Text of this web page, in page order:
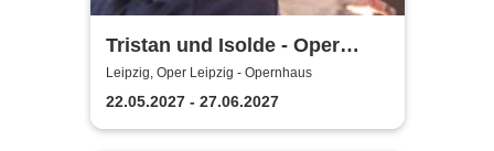
Tristan und Isolde - Oper
Leipzig
Leipzig, Oper Leipzig - Opernhaus
22.05.2027 - 27.06.2027